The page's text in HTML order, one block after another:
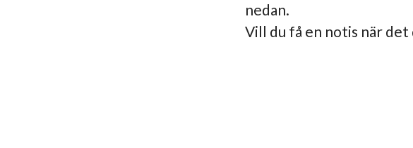
nedan.
Vill du få en notis när